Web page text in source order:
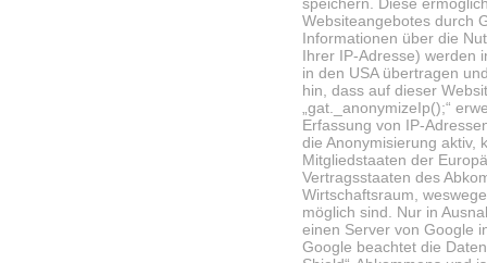
Websiteangebotes durch
Informationen über die
Ihrer IP-Adresse) werden
in den USA übertragen
hin, dass auf dieser
„gat._anonymizeIp();“
Erfassung von IP-
die Anonymisierung aktiv,
Mitgliedstaaten der
Vertragsstaaten des
Wirtschaftsraum,
möglich sind. Nur in
einen Server von Google
Google beachtet die